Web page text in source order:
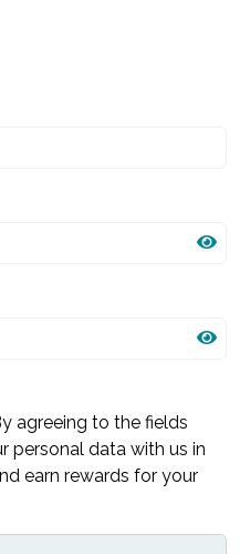
agreeing to the fields
personal data with us in
earn rewards for your